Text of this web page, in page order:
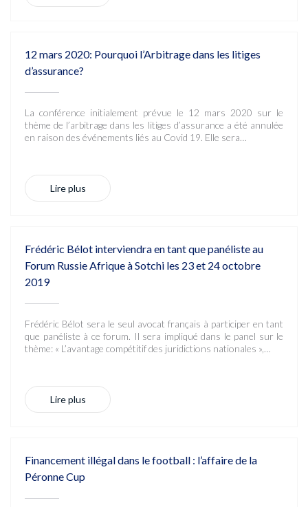
12 mars 2020: Pourquoi l’Arbitrage dans les litiges
d’assurance?
La conférence initialement prévue le 12 mars 2020 sur le
thème de l’arbitrage dans les litiges d’assurance a été annulée
en raison des événements liés au Covid 19. Elle sera…
Lire plus
Frédéric Bélot interviendra en tant que panéliste au
Forum Russie Afrique à Sotchi les 23 et 24 octobre
2019
Frédéric Bélot sera le seul avocat français à participer en tant
que panéliste à ce forum. Il sera impliqué dans le panel sur le
thème: « L’avantage compétitif des juridictions nationales »,…
Lire plus
Financement illégal dans le football : l’affaire de la
Péronne Cup